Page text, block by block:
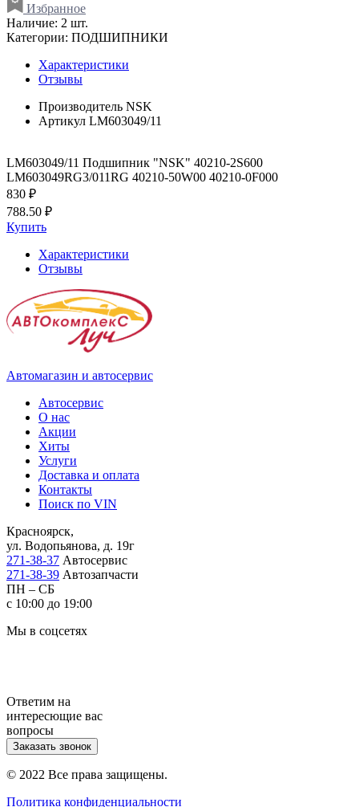
Избранное
Наличие: 2 шт.
Категории: ПОДШИПНИКИ
Характеристики
Отзывы
Производитель NSK
Артикул LM603049/11
LM603049/11 Подшипник "NSK" 40210-2S600
LM603049RG3/011RG 40210-50W00 40210-0F000
830 ₽
788.50 ₽
Купить
Характеристики
Отзывы
Автомагазин и автосервис
Автосервис
О нас
Акции
Хиты
Услуги
Доставка и оплата
Контакты
Поиск по VIN
Красноярск,
ул. Водопьянова, д. 19г
271-38-37 Автосервис
271-38-39 Автозапчасти
ПН – СБ
с 10:00 до 19:00
Мы в соцсетях
Ответим на
интересющие вас
вопросы
Заказать звонок
© 2022 Все права защищены.
Политика конфиденциальности